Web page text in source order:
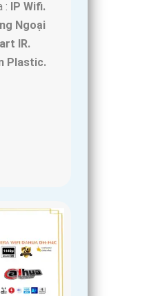
: IP Wifi.
Ngoại
IR.
Plastic.